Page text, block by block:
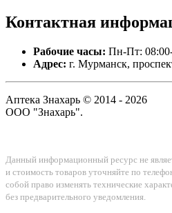
Контактная
Рабочие часы: Пн-Пт:
Адрес: г. Мурманск,
Аптека Знахарь © 2014 - 2026
ООО "Знахарь".
Данный информационный ресурс не
и стоимость товаров уточняйте по
собой право изменять технические
без предварительного уведомления.